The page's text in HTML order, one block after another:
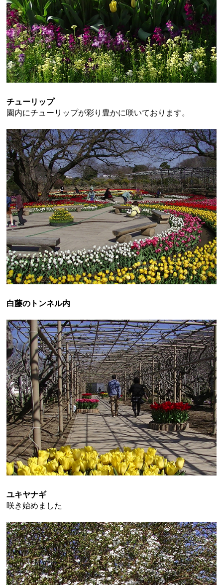
チューリップ
園内にチューリップが彩り豊かに咲いております。
白藤のトンネル内
ユキヤナギ
咲き始めました